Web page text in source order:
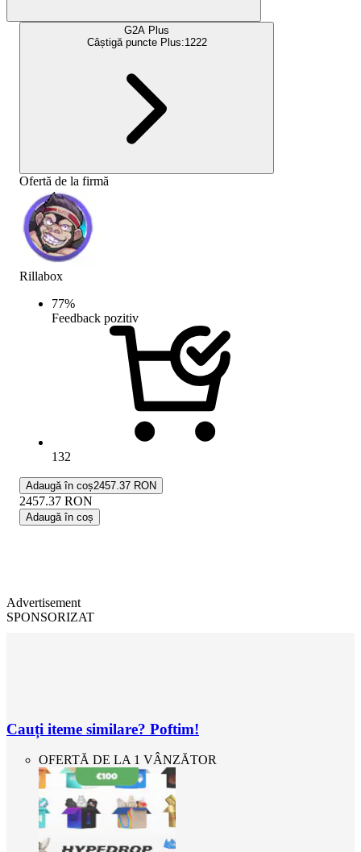
G2A Plus
Câștigă puncte Plus:1222
Ofertă de la firmă
Rillabox
77%
Feedback pozitiv
132
Adaugă în coș2457.37 RON
2457.37 RON
Adaugă în coș
Advertisement
SPONSORIZAT
Cauți iteme similare? Poftim!
OFERTĂ DE LA 1 VÂNZĂTOR